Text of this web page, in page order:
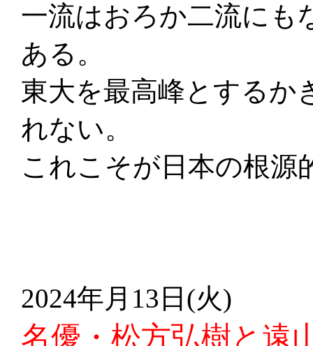
一流はおろか二流にも
ある。
東大を最高峰とするか
れない。
これこそが日本の根源
2024年月13日(火)
名優・松方弘樹と遠